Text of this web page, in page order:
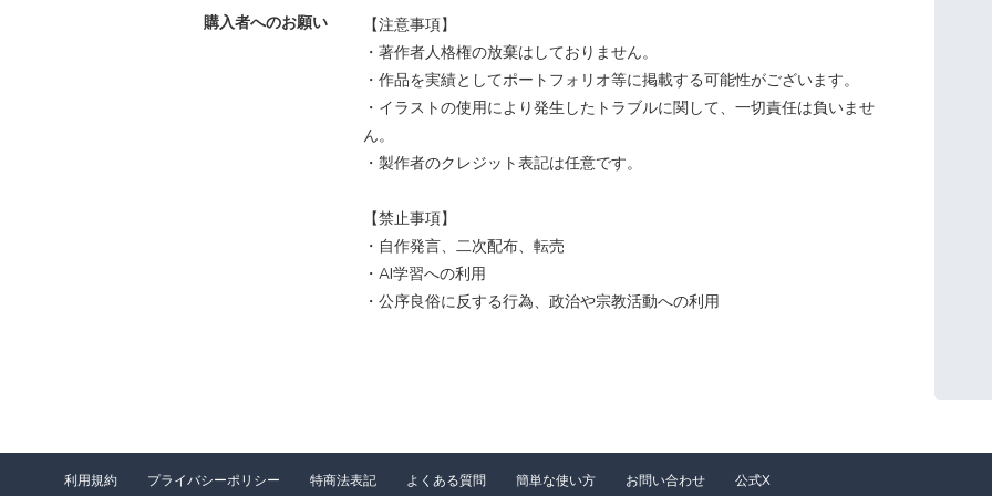
購入者へのお願い
【注意事項】
・著作者人格権の放棄はしておりません。
・作品を実績としてポートフォリオ等に掲載する可能性がございます。
・イラストの使用により発生したトラブルに関して、一切責任は負いませ
ん。
・製作者のクレジット表記は任意です。
【禁止事項】
・自作発言、二次配布、転売
・AI学習への利用
・公序良俗に反する行為、政治や宗教活動への利用
利用規約 プライバシーポリシー 特商法表記 よくある質問 簡単な使い方 お問い合わせ 公式X